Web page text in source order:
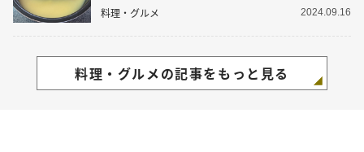
料理・グルメ 2024.09.16
料理・グルメの記事をもっと見る